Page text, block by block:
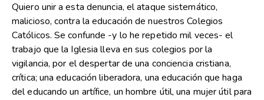
Quiero unir a esta denuncia, el ataque sistemático,
malicioso, contra la educación de nuestros Colegios
Católicos. Se confunde -y lo he repetido mil veces- el
trabajo que la Iglesia lleva en sus colegios por la
vigilancia, por el despertar de una conciencia cristiana,
crítica; una educación liberadora, una educación que haga
del educando un artífice, un hombre útil, una mujer útil para